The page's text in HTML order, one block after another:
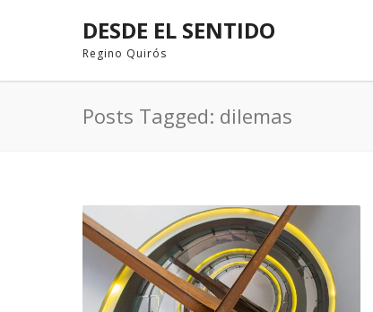
DESDE EL SENTIDO
Regino Quirós
Posts Tagged: dilemas